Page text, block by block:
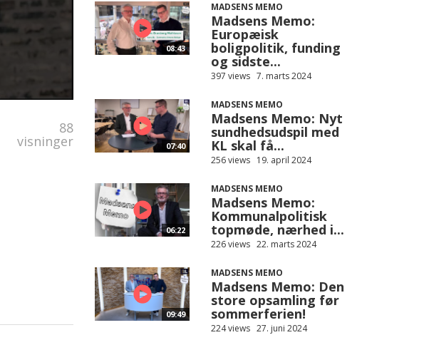
88
visninger
08:43
MADSENS MEMO
Madsens Memo:
Europæisk
boligpolitik, funding
og sidste...
397 views 7. marts 2024
07:40
MADSENS MEMO
Madsens Memo: Nyt
sundhedsudspil med
KL skal få...
256 views 19. april 2024
06:22
MADSENS MEMO
Madsens Memo:
Kommunalpolitisk
topmøde, nærhed i...
226 views 22. marts 2024
09:49
MADSENS MEMO
Madsens Memo: Den
store opsamling før
sommerferien!
224 views 27. juni 2024